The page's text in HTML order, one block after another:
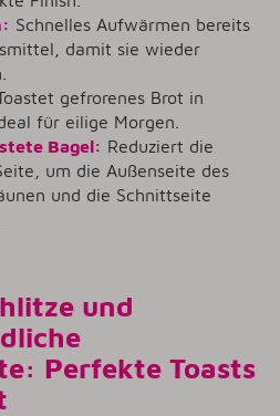
Schnelles Aufwärmen bereits
damit sie wieder
gefrorenes Brot in
für eilige Morgen.
Bagel: Reduziert die
um die Außenseite des
und die Schnittseite
und
Perfekte Toasts